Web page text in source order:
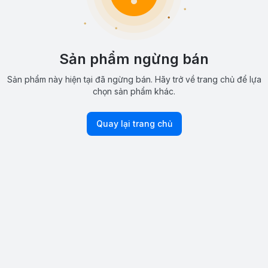
Sản phẩm ngừng bán
Sản phẩm này hiện tại đã ngừng bán. Hãy trở về trang chủ để lựa
chọn sản phẩm khác.
Quay lại trang chủ